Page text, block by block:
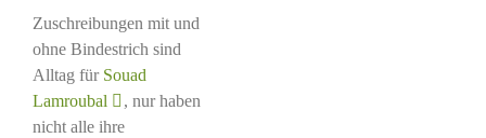
Zuschreibungen mit und
ohne Bindestrich sind
Alltag für Souad
Lamroubal
, nur haben
nicht alle ihre